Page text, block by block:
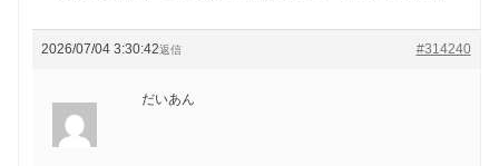
2026/07/04 3:30:42 #314240
返信
だいあん